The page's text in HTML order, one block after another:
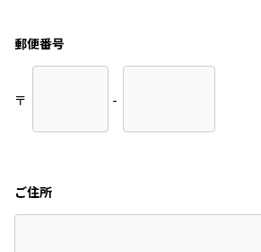
郵便番号
〒 -
ご住所